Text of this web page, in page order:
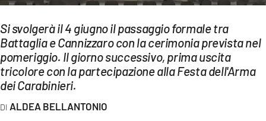
LAC ONAIR
LaC
Network
LACPLAY.IT
Si svolgerà il 4 giugno il passaggio formale tra
Battaglia e Cannizzaro con la cerimonia prevista nel
pomeriggio. Il giorno successivo, prima uscita
tricolore con la partecipazione alla Festa dell'Arma
dei Carabinieri.
ALDEA BELLANTONIO